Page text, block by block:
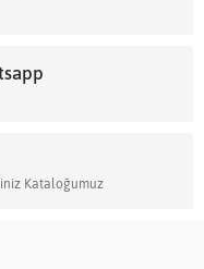
Kataloğumuz